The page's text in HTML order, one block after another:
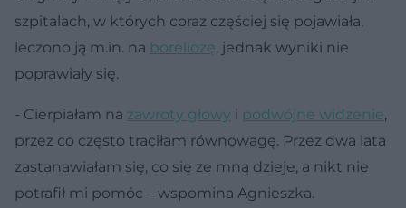
szpitalach, w których coraz częściej się pojawiała,
leczono ją m.in. na boreliozę, jednak wyniki nie
poprawiały się.
- Cierpiałam na zawroty głowy i podwójne widzenie,
przez co często traciłam równowagę. Przez dwa lata
zastanawiałam się, co się ze mną dzieje, a nikt nie
potrafił mi pomóc – wspomina Agnieszka.